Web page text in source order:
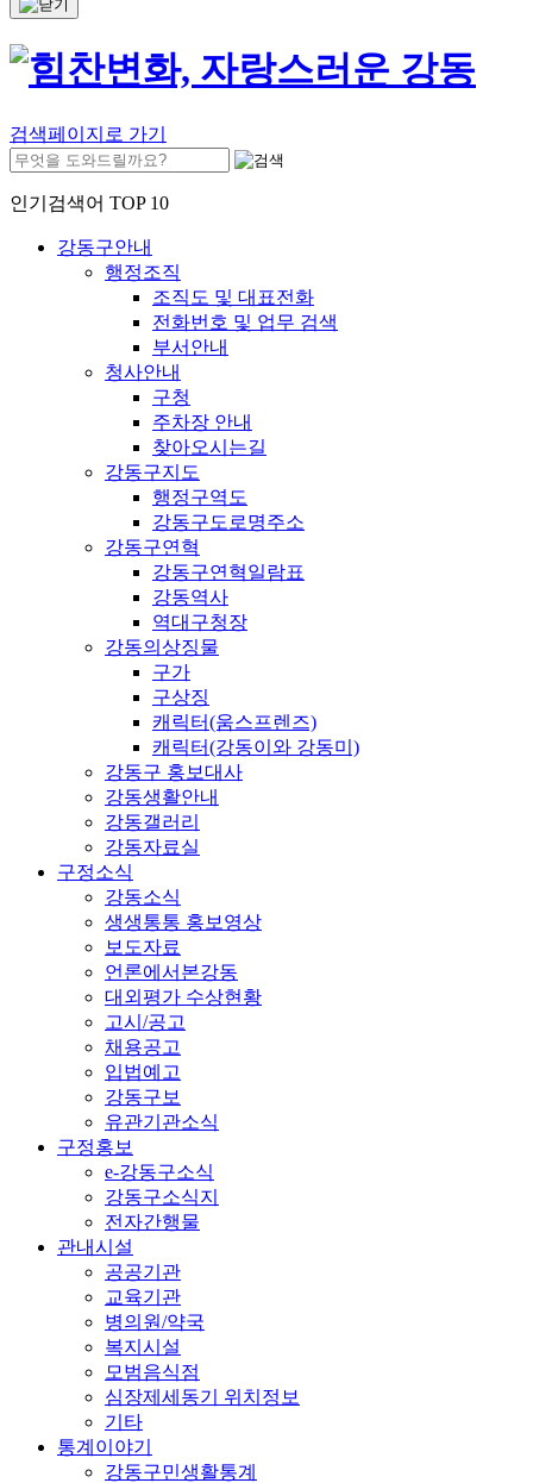
검색페이지로 가기
인기검색어 TOP 10
강동구안내
행정조직
조직도 및 대표전화
전화번호 및 업무 검색
부서안내
청사안내
구청
주차장 안내
찾아오시는길
강동구지도
행정구역도
강동구도로명주소
강동구연혁
강동구연혁일람표
강동역사
역대구청장
강동의상징물
구가
구상징
캐릭터(움스프렌즈)
캐릭터(강동이와 강동미)
강동구 홍보대사
강동생활안내
강동갤러리
강동자료실
구정소식
강동소식
생생통통 홍보영상
보도자료
언론에서본강동
대외평가 수상현황
고시/공고
채용공고
입법예고
강동구보
유관기관소식
구정홍보
e-강동구소식
강동구소식지
전자간행물
관내시설
공공기관
교육기관
병의원/약국
복지시설
모범음식점
심장제세동기 위치정보
기타
통계이야기
강동구민생활통계